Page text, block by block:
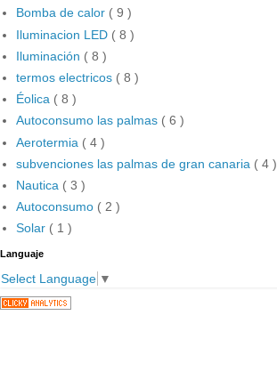
Bomba de calor ( 9 )
Iluminacion LED ( 8 )
Iluminación ( 8 )
termos electricos ( 8 )
Éolica ( 8 )
Autoconsumo las palmas ( 6 )
Aerotermia ( 4 )
subvenciones las palmas de gran canaria ( 4 )
Nautica ( 3 )
Autoconsumo ( 2 )
Solar ( 1 )
Languaje
Select Language ▼